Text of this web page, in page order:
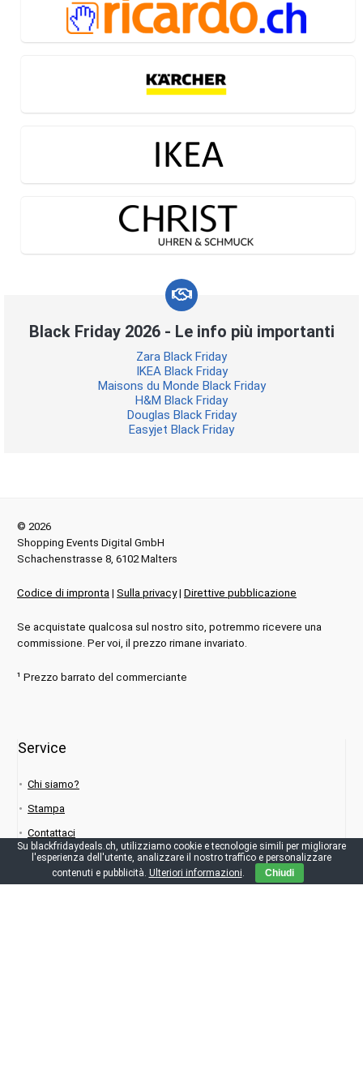
Black Friday 2026 - Le info più importanti
Zara Black Friday
IKEA Black Friday
Maisons du Monde Black Friday
H&M Black Friday
Douglas Black Friday
Easyjet Black Friday
© 2026
Shopping Events Digital GmbH
Schachenstrasse 8, 6102 Malters
Codice di impronta | Sulla privacy| Direttive pubblicazione
Se acquistate qualcosa sul nostro sito, potremmo ricevere una
commissione. Per voi, il prezzo rimane invariato.
¹ Prezzo barrato del commerciante
Service
Chi siamo?
Stampa
Contattaci
FAQ su blackfridaydeals.ch
Su blackfridaydeals.ch, utilizziamo cookie e tecnologie simili per migliorare
l'esperienza dell'utente, analizzare il nostro traffico e personalizzare
contenuti e pubblicità. Ulteriori informazioni. Chiudi